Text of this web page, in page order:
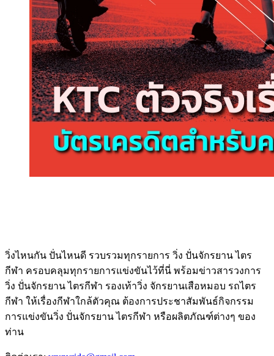
วิ่งไหนกัน ปั่นไหนดี รวบรวมทุกรายการ วิ่ง ปั่นจักรยาน ไตร
กีฬา ครอบคลุมทุกรายการแข่งขันไว้ที่นี่ พร้อมข่าวสารวงการ
วิ่ง ปั่นจักรยาน ไตรกีฬา รองเท้าวิ่ง จักรยานเสือหมอบ รถไตร
กีฬา ให้เรื่องกีฬาใกล้ตัวคุณ ต้องการประชาสัมพันธ์กิจกรรม
การแข่งขันวิ่ง ปั่นจักรยาน ไตรกีฬา หรือผลิตภัณฑ์ต่างๆ ของ
ท่าน